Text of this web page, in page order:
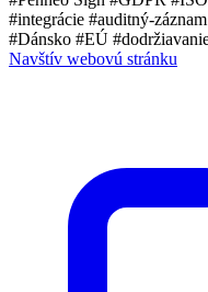
#integrácie #auditný-záznam
#Dánsko #EÚ
Navštív webovú stránku